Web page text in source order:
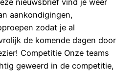
nieuwsbrief vind je weer
aankondigingen,
zodat je al
de komende dagen door
Competitie Onze teams
geweerd in de competitie,